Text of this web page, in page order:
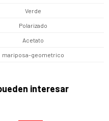
Verde
Polarizado
Acetato
mariposa-geometrico
interesar